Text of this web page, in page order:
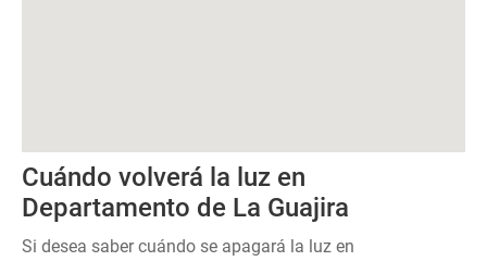
Cuándo volverá la luz en
Departamento de La Guajira
Si desea saber cuándo se apagará la luz en